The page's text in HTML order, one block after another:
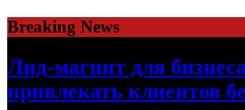
Skip
to
content
Breaking News
Лид-магнит для
привлекать клиентов